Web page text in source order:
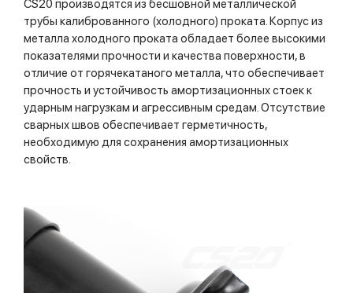
CS20 производятся из бесшовной металлической
трубы калиброванного (холодного) проката. Корпус из
металла холодного проката обладает более высокими
показателями прочности и качества поверхности, в
отличие от горячекатаного металла, что обеспечивает
прочность и устойчивость амортизационных стоек к
ударным нагрузкам и агрессивным средам. Отсутствие
сварных швов обеспечивает герметичность,
необходимую для сохранения амортизационных
свойств.